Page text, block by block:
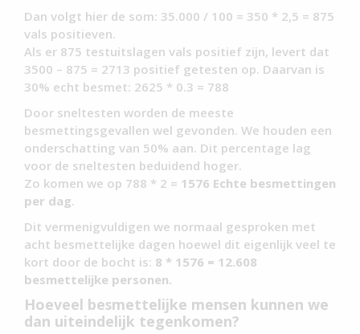
Dan volgt hier de som: 35.000 / 100 = 350 * 2,5 = 875
vals positieven.
Als er 875 testuitslagen vals positief zijn, levert dat
3500 – 875 = 2713 positief getesten op. Daarvan is
30% echt besmet: 2625 * 0.3 = 788
Door sneltesten worden de meeste
besmettingsgevallen wel gevonden. We houden een
onderschatting van 50% aan. Dit percentage lag
voor de sneltesten beduidend hoger.
Zo komen we op 788 * 2 = 1576 Echte besmettingen
per dag.
Dit vermenigvuldigen we normaal gesproken met
acht besmettelijke dagen hoewel dit eigenlijk veel te
kort door de bocht is: 8 * 1576 = 12.608
besmettelijke personen.
Hoeveel besmettelijke mensen kunnen we
dan uiteindelijk tegenkomen?